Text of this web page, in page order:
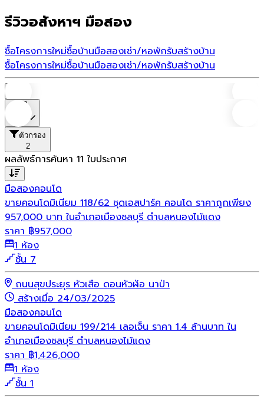
รีวิวอสังหาฯ มือสอง
ซื้อโครงการใหม่ซื้อบ้านมือสองเช่า/หอพักรับสร้างบ้าน
ซื้อโครงการใหม่ซื้อบ้านมือสองเช่า/หอพักรับสร้างบ้าน
ตัวกรอง
2
ผลลัพธ์การค้นหา 11 ใบประกาศ
มือสองคอนโด
ขายคอนโดมิเนียม 118/62 ชุดเอสปาร์ค คอนโด ราคาถูกเพียง
957,000 บาท ในอำเภอเมืองชลบุรี ตำบลหนองไม้แดง
ราคา ฿957,000
1 ห้อง
ชั้น 7
ถนนสุขประยุร หัวเสือ ดอนหัวฬ่อ นาป่า
สร้างเมื่อ 24/03/2025
มือสองคอนโด
ขายคอนโดมิเนียม 199/214 เลอเจ็น ราคา 1.4 ล้านบาท ใน
อำเภอเมืองชลบุรี ตำบลหนองไม้แดง
ราคา ฿1,426,000
1 ห้อง
ชั้น 1